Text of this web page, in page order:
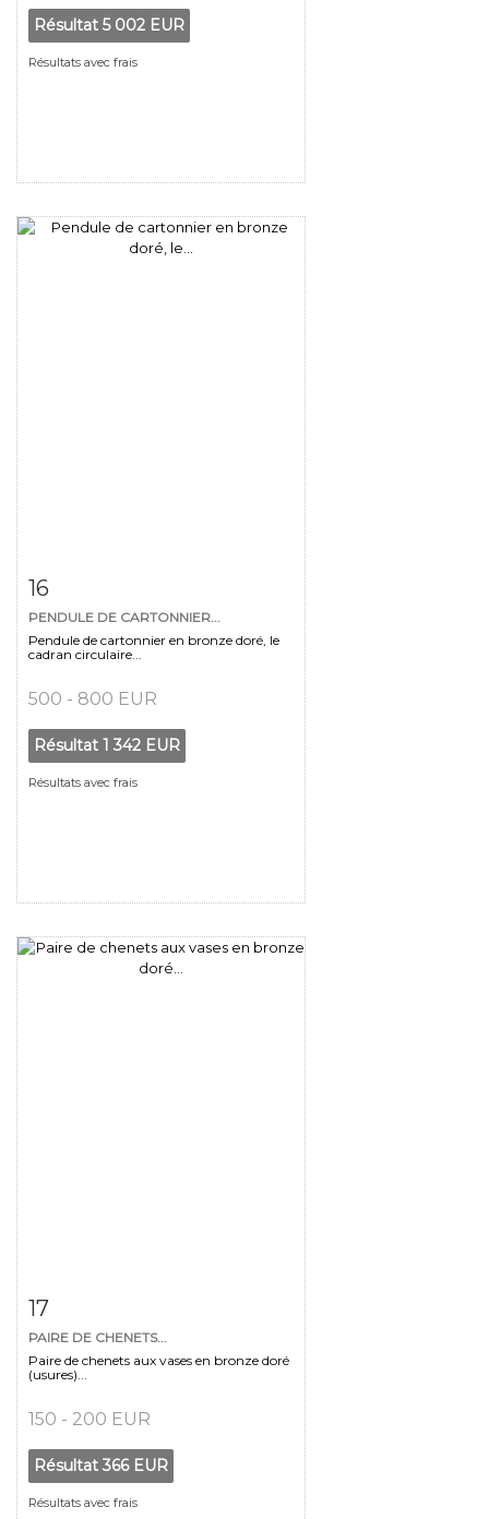
Résultat 5 002 EUR
Résultats avec frais
Fiche détaillée
16
PENDULE DE CARTONNIER...
Pendule de cartonnier en bronze doré, le
cadran circulaire...
500 - 800 EUR
Résultat 1 342 EUR
Résultats avec frais
Fiche détaillée
17
PAIRE DE CHENETS...
Paire de chenets aux vases en bronze doré
(usures)...
150 - 200 EUR
Résultat 366 EUR
Résultats avec frais